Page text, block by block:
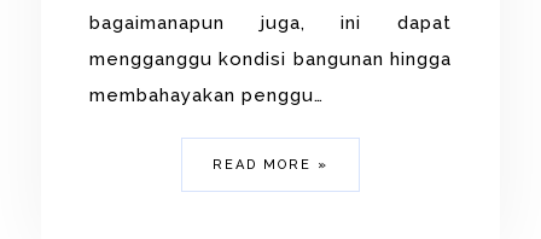
bagaimanapun juga, ini dapat
mengganggu kondisi bangunan hingga
membahayakan penggu…
READ MORE »